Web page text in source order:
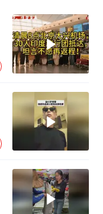
构建更高水平的全民健身公共服务体系